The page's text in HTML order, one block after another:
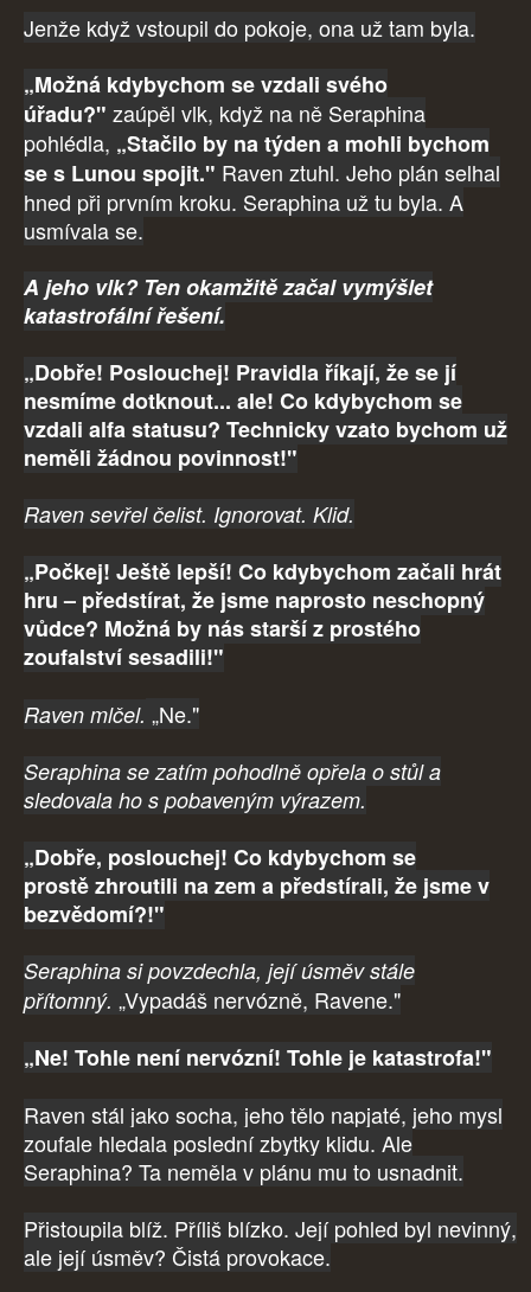
Jenže když vstoupil do pokoje, ona už tam byla.
„Možná kdybychom se vzdali svého
úřadu?" zaúpěl vlk, když na ně Seraphina
pohlédla, „Stačilo by na týden a mohli bychom
se s Lunou spojit." Raven ztuhl. Jeho plán selhal
hned při prvním kroku. Seraphina už tu byla. A
usmívala se.
A jeho vlk? Ten okamžitě začal vymýšlet
katastrofální řešení.
„Dobře! Poslouchej! Pravidla říkají, že se jí
nesmíme dotknout... ale! Co kdybychom se
vzdali alfa statusu? Technicky vzato bychom už
neměli žádnou povinnost!"
Raven sevřel čelist. Ignorovat. Klid.
„Počkej! Ještě lepší! Co kdybychom začali hrát
hru – předstírat, že jsme naprosto neschopný
vůdce? Možná by nás starší z prostého
zoufalství sesadili!"
Raven mlčel. „Ne."
Seraphina se zatím pohodlně opřela o stůl a
sledovala ho s pobaveným výrazem.
„Dobře, poslouchej! Co kdybychom se
prostězhroutili na zem a předstírali, že jsme v
bezvědomí?!"
Seraphina si povzdechla, její úsměv stále
přítomný. „Vypadáš nervózně, Ravene."
„Ne! Tohle není nervózní! Tohle je katastrofa!"
Raven stál jako socha, jeho tělo napjaté, jeho mysl
zoufale hledala poslední zbytky klidu. Ale
Seraphina? Ta neměla v plánu mu to usnadnit.
Přistoupila blíž. Příliš blízko. Její pohled byl nevinný,
ale její úsměv? Čistá provokace.